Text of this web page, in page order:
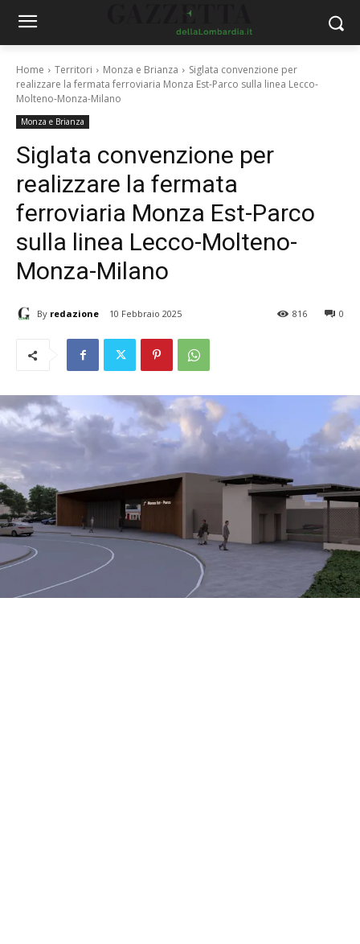
Home Territori Monza e Brianza
Siglata convenzione per
realizzare la fermata ferroviaria Monza Est-Parco sulla linea Lecco-
Molteno-Monza-Milano
Monza e Brianza
Siglata convenzione per
realizzare la fermata
ferroviaria Monza Est-Parco
sulla linea Lecco-Molteno-
Monza-Milano
By redazione 10 Febbraio 2025 0
816